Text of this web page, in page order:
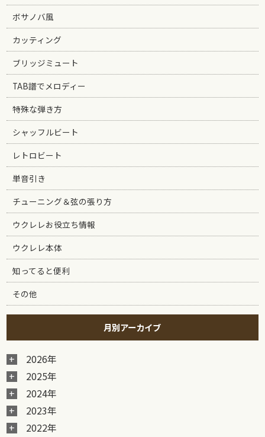
ボサノバ風
カッティング
ブリッジミュート
TAB譜でメロディー
特殊な弾き方
シャッフルビート
レトロビート
単音引き
チューニング＆弦の張り方
ウクレレお役立ち情報
ウクレレ本体
知ってると便利
その他
月別アーカイブ
2026年
2025年
2024年
2023年
2022年